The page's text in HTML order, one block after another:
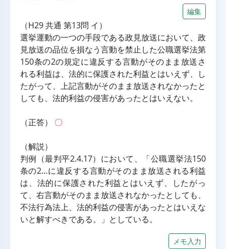
編集
（H29 共通 第13問 イ）
選挙運動の一つの手段である政見放送において、政
見放送の品位を損なう言動を禁止した公職選挙法第
150条の2の規定に違反する言動がそのまま放送さ
れる利益は、法的に保護された利益とはいえず、し
たがって、上記言動がそのまま放送されなかったと
しても、法的利益の侵害があったとはいえない。
（正答） 〇
（解説）
判例（最判平2.4.17）において、「公職選挙法150
条の2…に違反する言動がそのまま放送される利益
は、法的に保護された利益とはいえず、したがっ
て、右言動がそのまま放送されなかったとしても、
不法行為法上、法的利益の侵害があったとはいえな
いと解すべきである。」としている。
メモ入力